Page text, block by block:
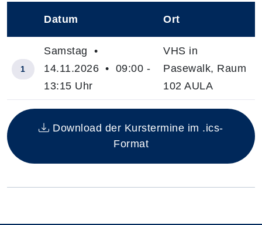
Insgesamt gibt es 1 Termine zum diesen Kurs
Datum Ort
1
Samstag •
14.11.2026 • 09:00 -
13:15 Uhr
VHS in
Pasewalk, Raum
102 AULA
Download der Kurstermine im .ics-
Format